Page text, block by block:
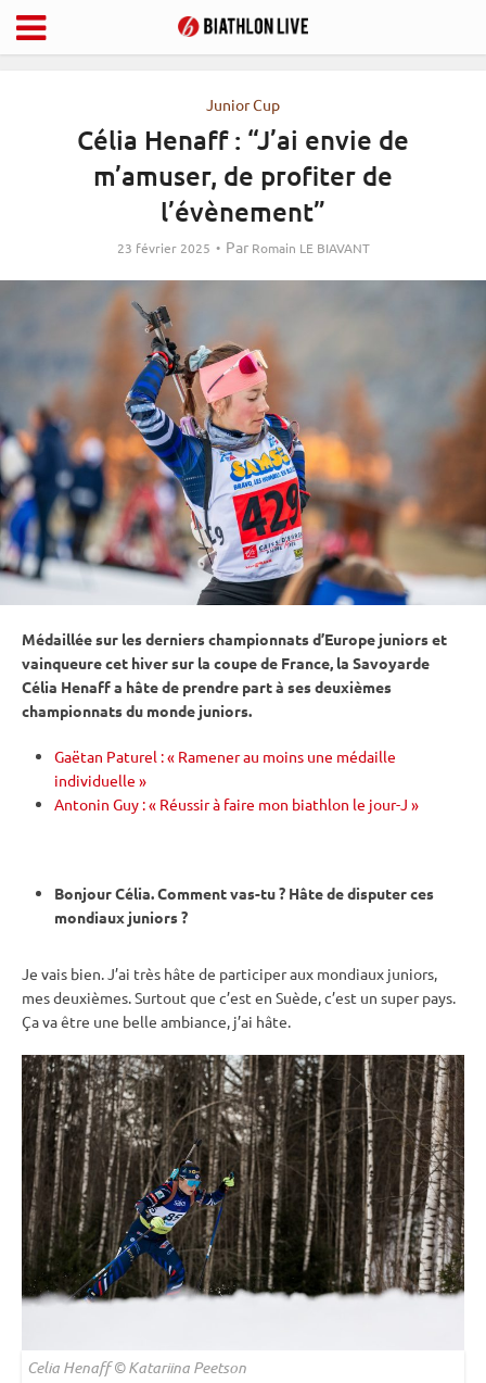
Junior Cup
Célia Henaff : “J’ai envie de
m’amuser, de profiter de
l’évènement”
23 février 2025 Par Romain LE BIAVANT
Médaillée sur les derniers championnats d’Europe juniors et
vainqueure cet hiver sur la coupe de France, la Savoyarde
Célia Henaff a hâte de prendre part à ses deuxièmes
championnats du monde juniors.
Gaëtan Paturel : « Ramener au moins une médaille
individuelle »
Antonin Guy : « Réussir à faire mon biathlon le jour-J »
Bonjour Célia. Comment vas-tu ? Hâte de disputer ces
mondiaux juniors ?
Je vais bien. J’ai très hâte de participer aux mondiaux juniors,
mes deuxièmes. Surtout que c’est en Suède, c’est un super pays.
Ça va être une belle ambiance, j’ai hâte.
Celia Henaff © Katariina Peetson